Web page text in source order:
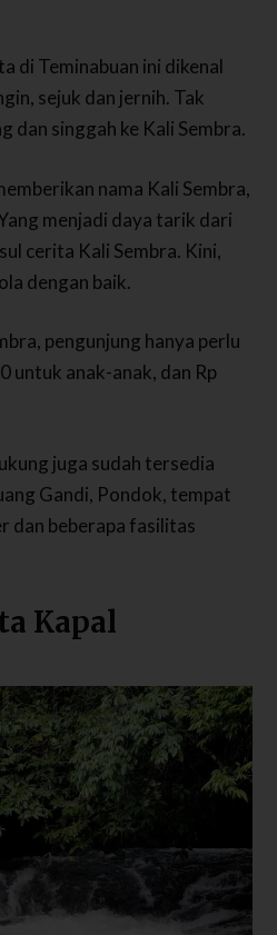
di Teminabuan ini dikenal
sejuk dan jernih. Tak
dan singgah ke Kali Sembra.
nama Kali Sembra,
menjadi daya tarik dari
cerita Kali Sembra. Kini,
dengan baik.
pengunjung hanya perlu
untuk anak-anak, dan Rp
juga sudah tersedia
Gandi, Pondok, tempat
dan beberapa fasilitas
Kapal